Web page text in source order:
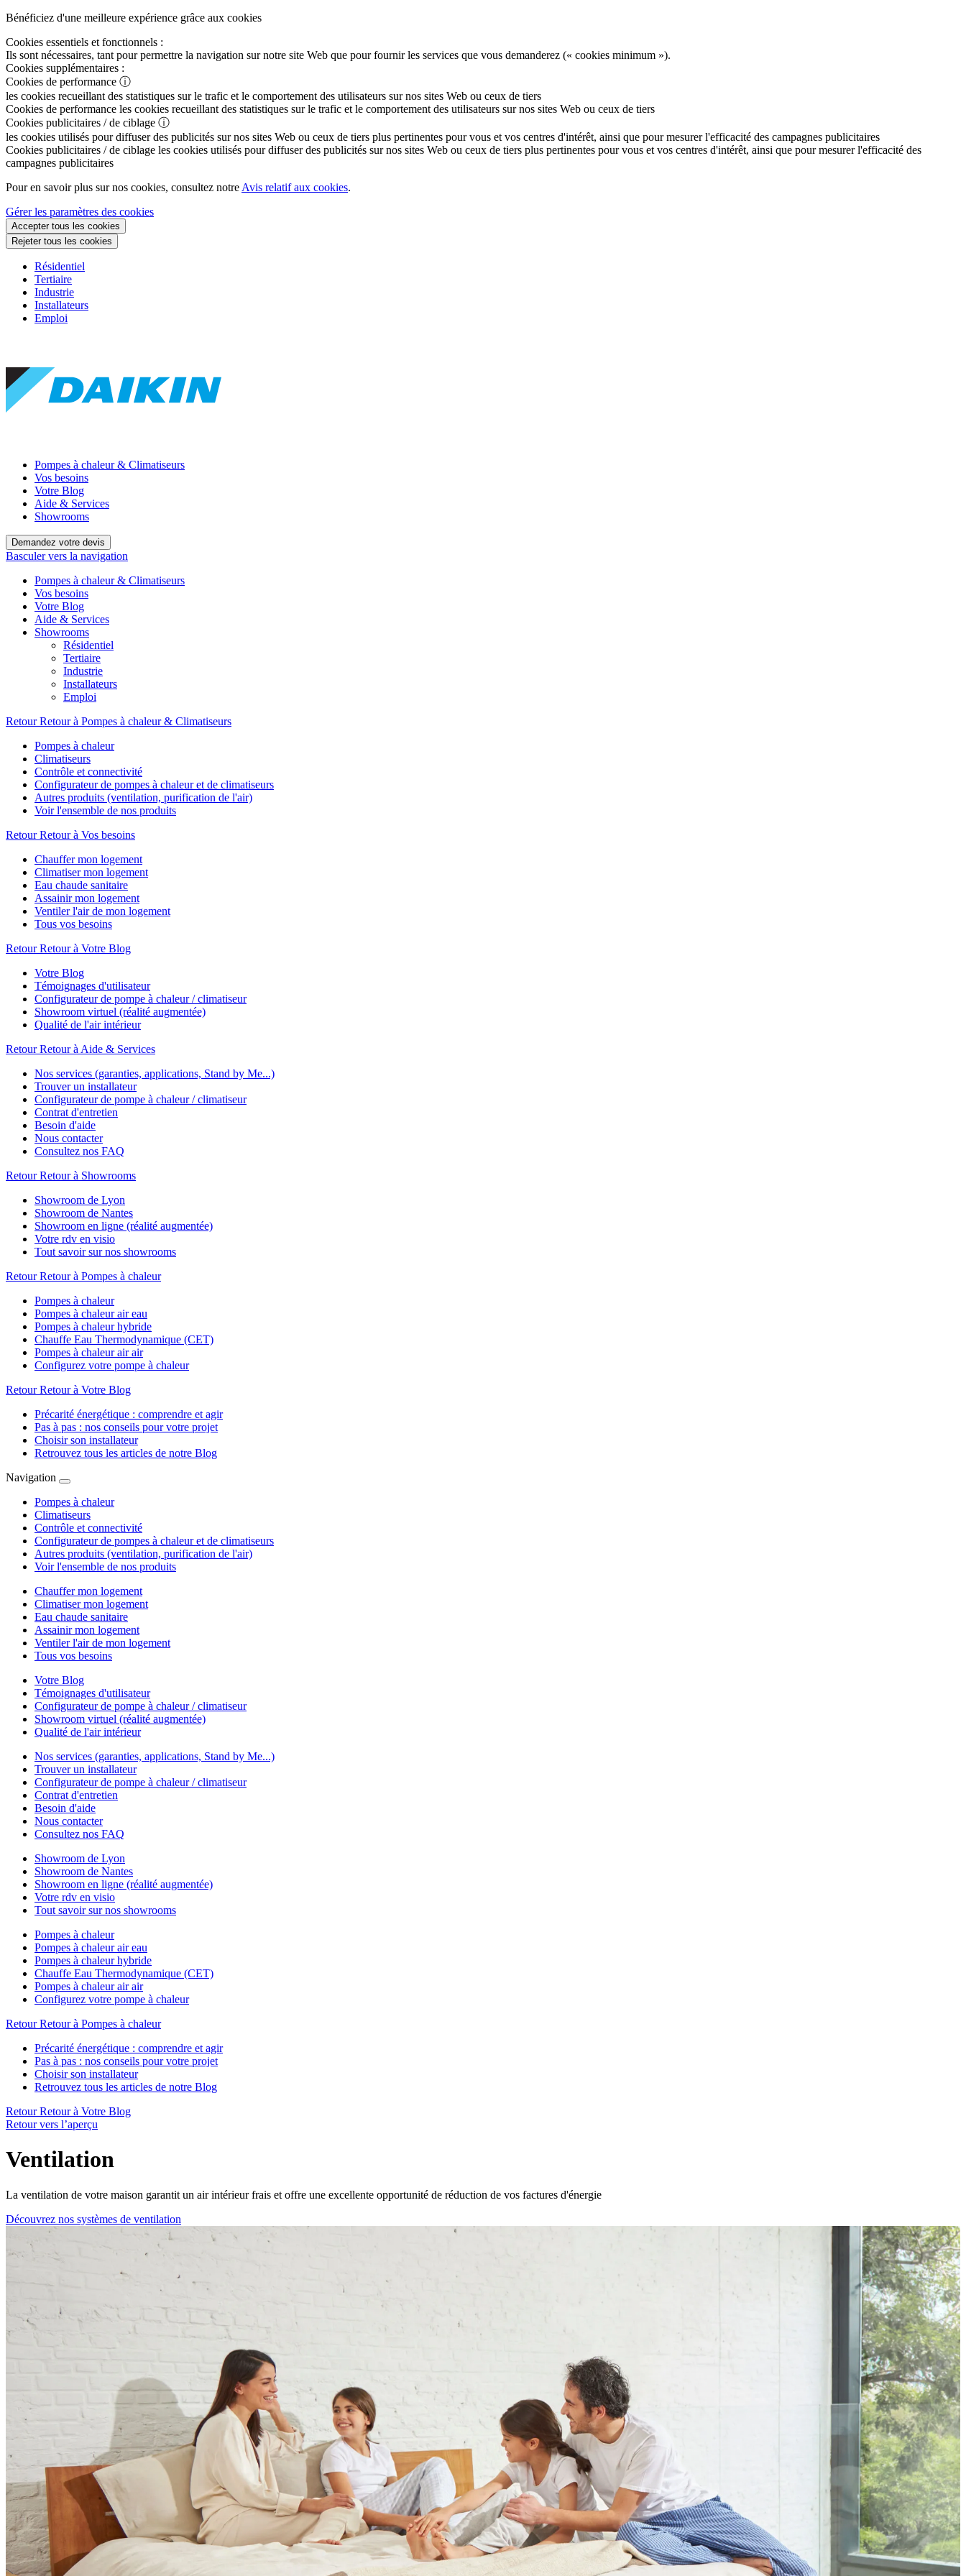
Bénéficiez d'une meilleure expérience grâce aux cookies
Cookies essentiels et fonctionnels :
Ils sont nécessaires, tant pour permettre la navigation sur notre site Web que pour fournir les services que vous demanderez (« cookies minimum »).
Cookies supplémentaires :
Cookies de performance ⓘ
les cookies recueillant des statistiques sur le trafic et le comportement des utilisateurs sur nos sites Web ou ceux de tiers
Cookies de performance les cookies recueillant des statistiques sur le trafic et le comportement des utilisateurs sur nos sites Web ou ceux de tiers
Cookies publicitaires / de ciblage ⓘ
les cookies utilisés pour diffuser des publicités sur nos sites Web ou ceux de tiers plus pertinentes pour vous et vos centres d'intérêt, ainsi que pour mesurer l'efficacité des campagnes publicitaires
Cookies publicitaires / de ciblage les cookies utilisés pour diffuser des publicités sur nos sites Web ou ceux de tiers plus pertinentes pour vous et vos centres d'intérêt, ainsi que pour mesurer l'efficacité des
campagnes publicitaires
Pour en savoir plus sur nos cookies, consultez notre Avis relatif aux cookies.
Gérer les paramètres des cookies
Accepter tous les cookies
Rejeter tous les cookies
Résidentiel
Tertiaire
Industrie
Installateurs
Emploi
Pompes à chaleur & Climatiseurs
Vos besoins
Votre Blog
Aide & Services
Showrooms
Demandez votre devis
Basculer vers la navigation
Pompes à chaleur & Climatiseurs
Vos besoins
Votre Blog
Aide & Services
Showrooms
Résidentiel
Tertiaire
Industrie
Installateurs
Emploi
Retour Retour à Pompes à chaleur & Climatiseurs
Pompes à chaleur
Climatiseurs
Contrôle et connectivité
Configurateur de pompes à chaleur et de climatiseurs
Autres produits (ventilation, purification de l'air)
Voir l'ensemble de nos produits
Retour Retour à Vos besoins
Chauffer mon logement
Climatiser mon logement
Eau chaude sanitaire
Assainir mon logement
Ventiler l'air de mon logement
Tous vos besoins
Retour Retour à Votre Blog
Votre Blog
Témoignages d'utilisateur
Configurateur de pompe à chaleur / climatiseur
Showroom virtuel (réalité augmentée)
Qualité de l'air intérieur
Retour Retour à Aide & Services
Nos services (garanties, applications, Stand by Me...)
Trouver un installateur
Configurateur de pompe à chaleur / climatiseur
Contrat d'entretien
Besoin d'aide
Nous contacter
Consultez nos FAQ
Retour Retour à Showrooms
Showroom de Lyon
Showroom de Nantes
Showroom en ligne (réalité augmentée)
Votre rdv en visio
Tout savoir sur nos showrooms
Retour Retour à Pompes à chaleur
Pompes à chaleur
Pompes à chaleur air eau
Pompes à chaleur hybride
Chauffe Eau Thermodynamique (CET)
Pompes à chaleur air air
Configurez votre pompe à chaleur
Retour Retour à Votre Blog
Précarité énergétique : comprendre et agir
Pas à pas : nos conseils pour votre projet
Choisir son installateur
Retrouvez tous les articles de notre Blog
Navigation
Pompes à chaleur
Climatiseurs
Contrôle et connectivité
Configurateur de pompes à chaleur et de climatiseurs
Autres produits (ventilation, purification de l'air)
Voir l'ensemble de nos produits
Chauffer mon logement
Climatiser mon logement
Eau chaude sanitaire
Assainir mon logement
Ventiler l'air de mon logement
Tous vos besoins
Votre Blog
Témoignages d'utilisateur
Configurateur de pompe à chaleur / climatiseur
Showroom virtuel (réalité augmentée)
Qualité de l'air intérieur
Nos services (garanties, applications, Stand by Me...)
Trouver un installateur
Configurateur de pompe à chaleur / climatiseur
Contrat d'entretien
Besoin d'aide
Nous contacter
Consultez nos FAQ
Showroom de Lyon
Showroom de Nantes
Showroom en ligne (réalité augmentée)
Votre rdv en visio
Tout savoir sur nos showrooms
Pompes à chaleur
Pompes à chaleur air eau
Pompes à chaleur hybride
Chauffe Eau Thermodynamique (CET)
Pompes à chaleur air air
Configurez votre pompe à chaleur
Retour Retour à Pompes à chaleur
Précarité énergétique : comprendre et agir
Pas à pas : nos conseils pour votre projet
Choisir son installateur
Retrouvez tous les articles de notre Blog
Retour Retour à Votre Blog
Retour vers l’aperçu
Ventilation
La ventilation de votre maison garantit un air intérieur frais et offre une excellente opportunité de réduction de vos factures d'énergie
Découvrez nos systèmes de ventilation